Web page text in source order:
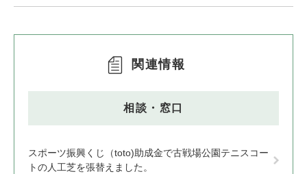
関連情報
相談・窓口
スポーツ振興くじ（toto)助成金で古戦場公園テニスコー
トの人工芝を張替えました。